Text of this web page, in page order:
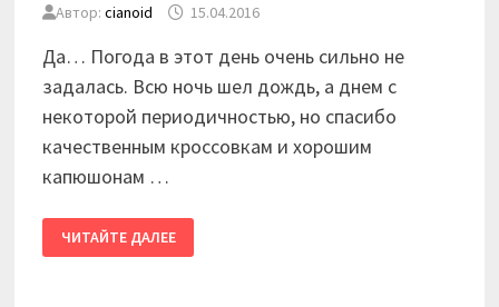
Автор: cianoid 15.04.2016
Да… Погода в этот день очень сильно не
задалась. Всю ночь шел дождь, а днем с
некоторой периодичностью, но спасибо
качественным кроссовкам и хорошим
капюшонам …
2016
/
КАЛИНИНГРАД
ЧИТАЙТЕ ДАЛЕЕ